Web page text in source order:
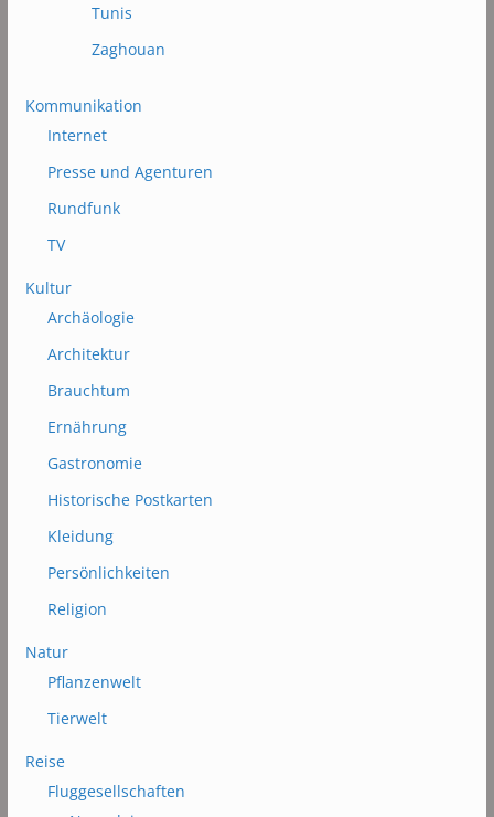
Tunis
Zaghouan
Kommunikation
Internet
Presse und Agenturen
Rundfunk
TV
Kultur
Archäologie
Architektur
Brauchtum
Ernährung
Gastronomie
Historische Postkarten
Kleidung
Persönlichkeiten
Religion
Natur
Pflanzenwelt
Tierwelt
Reise
Fluggesellschaften